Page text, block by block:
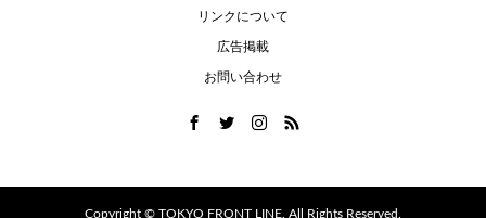
リンクについて
広告掲載
お問い合わせ
Copyright © TOKYO FRONT LINE. All Rights Reserved.